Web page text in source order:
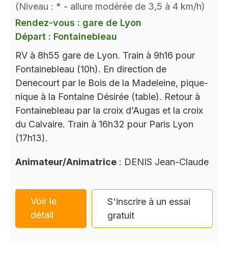
(Niveau : * - allure modérée de 3,5 à 4 km/h)
Rendez-vous : gare de Lyon
Départ : Fontainebleau
RV à 8h55 gare de Lyon. Train à 9h16 pour
Fontainebleau (10h). En direction de
Denecourt par le Bois de la Madeleine, pique-
nique à la Fontaine Désirée (table). Retour à
Fontainebleau par la croix d’Augas et la croix
du Calvaire. Train à 16h32 pour Paris Lyon
(17h13).
Animateur/Animatrice : DENIS Jean-Claude
Voir le
détail
S'inscrire à un essai
gratuit